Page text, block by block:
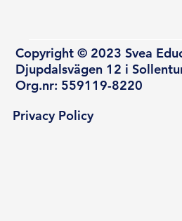
Copyright © 2023 Svea
Djupdalsvägen 12 i
Org.nr: 559119-8220
Privacy Policy